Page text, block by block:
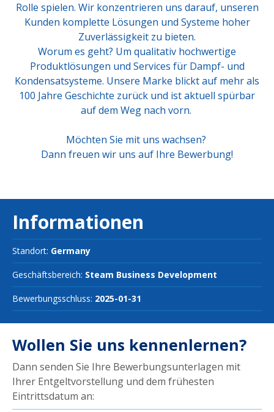
Rolle spielen. Wir konzentrieren uns darauf, unseren
Kunden komplette Lösungen und Systeme hoher
Zuverlässigkeit zu bieten.
Worum es geht? Um qualitativ hochwertige
Produktlösungen und Services für Dampf- und
Kondensatsysteme. Unsere Marke blickt auf mehr als
100 Jahre Geschichte zurück und ist aktuell spürbar
auf dem Weg nach vorn.
Möchten Sie mit uns wachsen?
Dann freuen wir uns auf Ihre Bewerbung!
Informationen
Standort: Germany
Geschäftsbereich: Steam Business Development
Bewerbungsschluss: 2025-01-31
Wollen Sie uns kennenlernen?
Dann senden Sie Ihre Bewerbungsunterlagen mit
Ihrer Entgeltvorstellung und dem frühesten
Eintrittsdatum an: